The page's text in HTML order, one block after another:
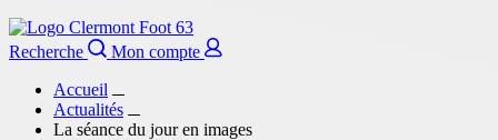
Recherche
Mon compte
Accueil
Actualités
La séance du jour en images